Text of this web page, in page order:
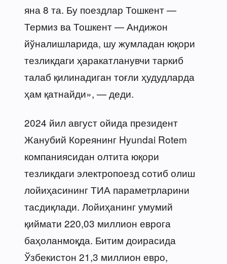
яна 8 та. Бу поездлар Тошкент —
Термиз ва Тошкент — Андижон
йўналишларида, шу жумладан юқори
тезликдаги ҳаракатланувчи таркиб
талаб қилинадиган тоғли ҳудудларда
ҳам қатнайди», — деди.
2024 йил август ойида президент
Жанубий Кореянинг Hyundai Rotem
компаниясидан олтита юқори
тезликдаги электропоезд сотиб олиш
лойиҳасининг ТИА параметрларини
тасдиқлади. Лойиҳанинг умумий
қиймати 220,03 миллион еврога
баҳоланмоқда. Битим доирасида
Ўзбекистон 21,3 миллион евро,